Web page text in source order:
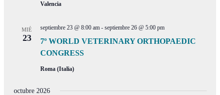
Valencia
MIÉ
23
7º WORLD VETERINARY ORTHOPAEDIC
CONGRESS
septiembre 23 @ 8:00 am- septiembre 26 @ 5:00 pm
Roma (Italia)
octubre 2026